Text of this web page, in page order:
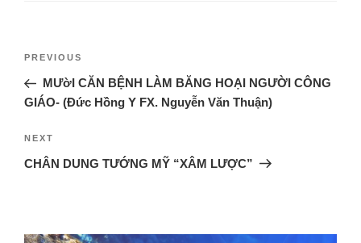
PREVIOUS
MƯờI CĂN BỆNH LÀM BĂNG HOẠI NGƯỜI CÔNG
GIÁO- (Đức Hồng Y FX. Nguyễn Văn Thuận)
NEXT
CHÂN DUNG TƯỚNG MỸ “XÂM LƯỢC”